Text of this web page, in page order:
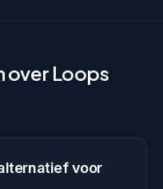
over Loops
voor